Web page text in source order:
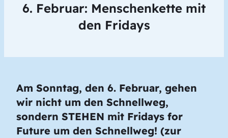
6. Februar: Menschenkette mit
den Fridays
Am Sonntag, den 6. Februar, gehen
wir nicht um den Schnellweg,
sondern STEHEN mit Fridays for
Future um den Schnellweg! (zur